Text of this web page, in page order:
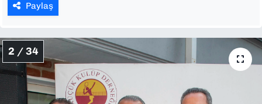
Paylaş
2 / 34